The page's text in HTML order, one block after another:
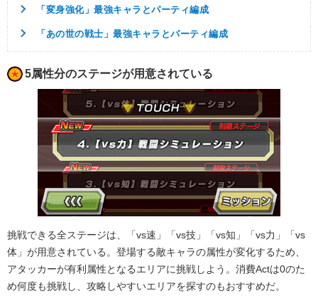
「変身強化」最強キャラとパーティ編成
「あの世の戦士」最強キャラとパーティ編成
5属性分のステージが用意されている
挑戦できる全ステージは、「vs速」「vs技」「vs知」「vs力」「vs
体」が用意されている。登場する敵キャラの属性が変化するため、
アタッカーが有利属性となるエリアに挑戦しよう。消費Actは0のた
め何度も挑戦し、攻略しやすいエリアを探すのもおすすめだ。